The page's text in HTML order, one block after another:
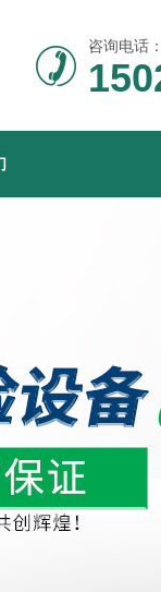
咨询电话：